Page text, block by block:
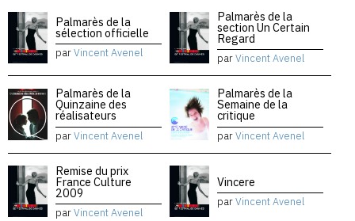
Palmarès de la
sélection officielle
parVincent Avenel
Palmarès de la
section Un Certain
Regard
parVincent Avenel
Palmarès de la
Quinzaine des
réalisateurs
parVincent Avenel
Palmarès de la
Semaine de la
critique
parVincent Avenel
Remise du prix
France Culture
2009
parVincent Avenel
Vincere
parVincent Avenel